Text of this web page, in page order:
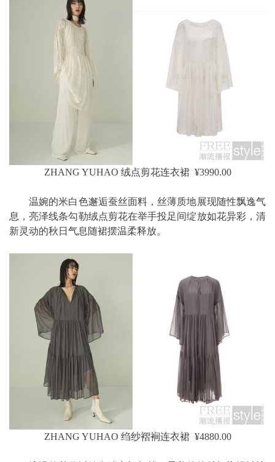
ZHANG YUHAO 绒点剪花连衣裙 ¥3990.00
温婉的米白色邂逅蚕丝面料，丝薄质地展现随性飘逸气
息，亮泽线条勾勒绒点剪花在举手投足间绽放如花异彩，清
新灵动的秋日气息随裙摆温柔释放。
ZHANG YUHAO 绉纱褶裥连衣裙 ¥4880.00